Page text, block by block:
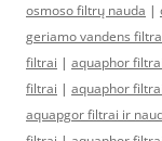
osmoso filtrų nauda |
geriamo vandens
filtrai | aquaphor filtrai
filtrai | aquaphor filtrai
aquapgor filtrai ir